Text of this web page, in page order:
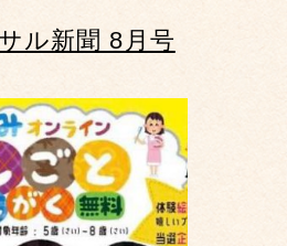
ル新聞 8月号